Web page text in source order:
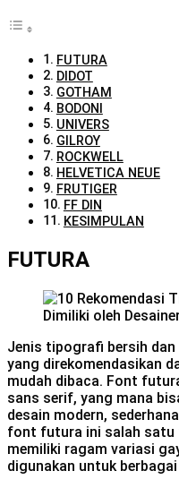
FUTURA
DIDOT
GOTHAM
BODONI
UNIVERS
GILROY
ROCKWELL
HELVETICA NEUE
FRUTIGER
FF DIN
KESIMPULAN
FUTURA
Jenis tipografi bersih
yang direkomendasikan
mudah dibaca. Font
sans serif, yang mana
desain modern,
font futura ini salah satu
memiliki ragam variasi
digunakan untuk